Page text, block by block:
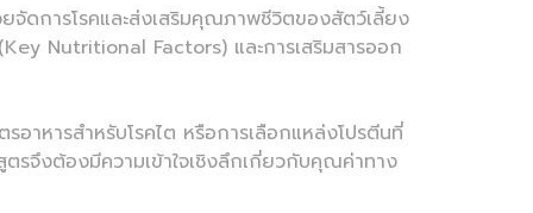
การโรคและส่งเสริมคุณภาพชีวิตของสัตว์เลี้ยง
Nutritional Factors) และการเสริมสารออก
หารสำหรับโรคไต หรือการเลือกแหล่งโปรตีนที่
จึงต้องมีความเข้าใจเชิงลึกเกี่ยวกับคุณค่าทาง